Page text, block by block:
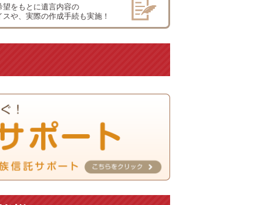
望をもとに遺言内容の
や、 実際の作成手続も実施！